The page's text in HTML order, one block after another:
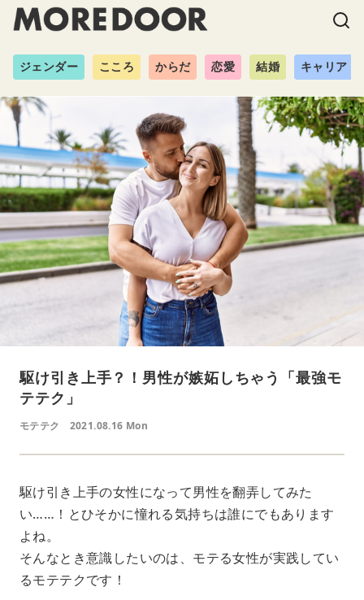
ジェンダー こころ からだ 恋愛 結婚 キャリア
駆け引き上手？！男性が嫉妬しちゃう「最強モ
テテク」
モテテク 2021.08.16 Mon
駆け引き上手の女性になって男性を翻弄してみた
い……！とひそかに憧れる気持ちは誰にでもあります
よね。
そんなとき意識したいのは、モテる女性が実践してい
るモテテクです！